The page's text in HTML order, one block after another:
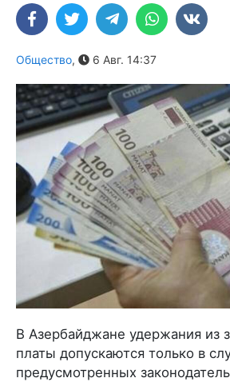
Общество, 6 Авг. 14:37
В Азербайджане удержания из
платы допускаются только в
предусмотренных